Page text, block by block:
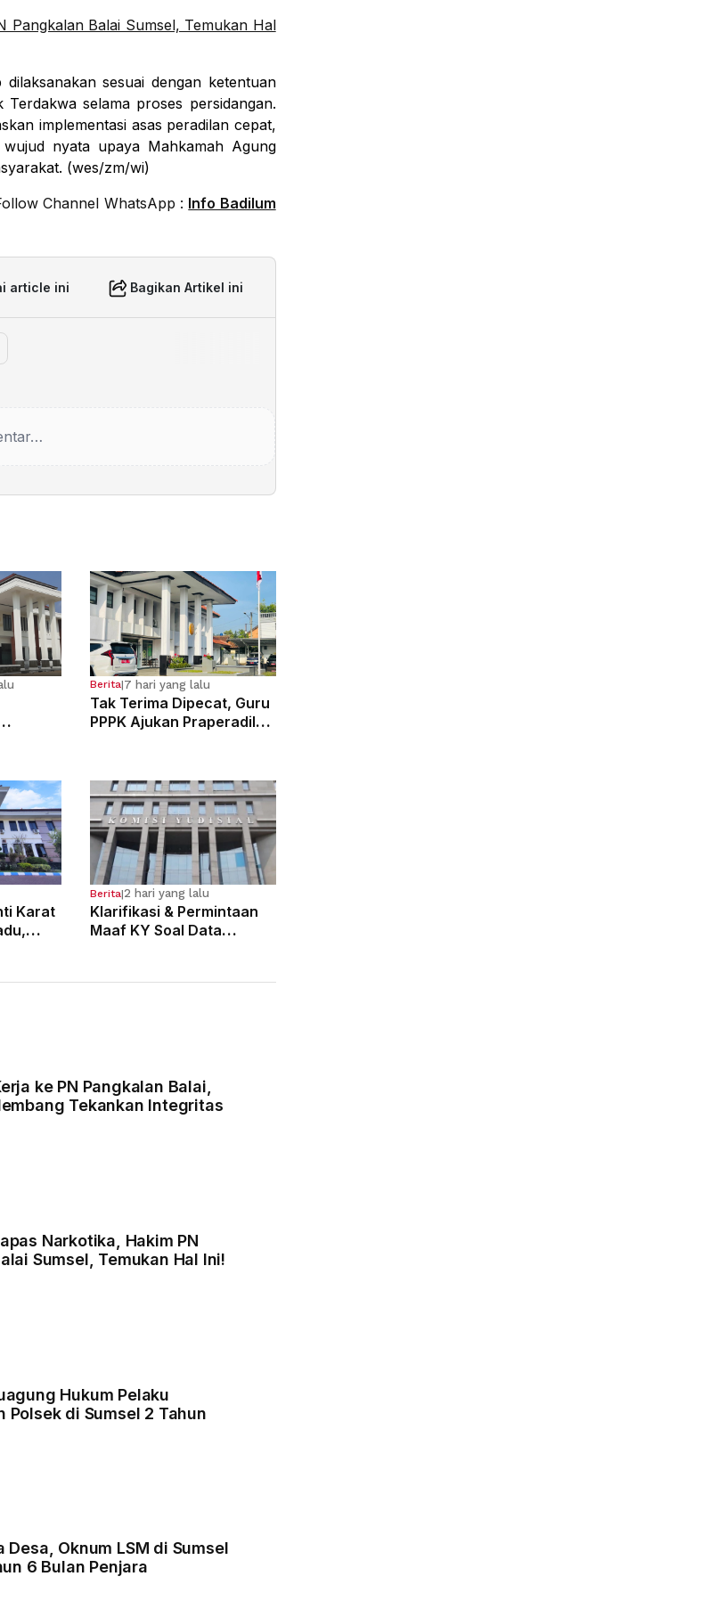
Pangkalan Balai Sumsel, Temukan Hal
sesuai dengan ketentuan
selama proses persidangan.
implementasi asas peradilan cepat,
nyata upaya Mahkamah Agung
(wes/zm/wi)
Channel WhatsApp : Info Badilum
article ini Bagikan Artikel ini
Berita|7 hari yang lalu
Tak Terima Dipecat, Guru
PPPK Ajukan Praperadilan
Karat
Berita|2 hari yang lalu
Klarifikasi & Permintaan
Maaf KY Soal Data
ke PN Pangkalan Balai,
Tekankan Integritas
Narkotika, Hakim PN
Sumsel, Temukan Hal Ini!
Hukum Pelaku
Polsek di Sumsel 2 Tahun
Desa, Oknum LSM di Sumsel
6 Bulan Penjara